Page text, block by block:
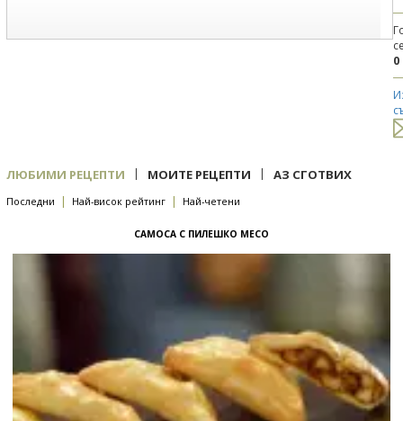
0
ЛЮБИМИ РЕЦЕПТИ | МОИТЕ РЕЦЕПТИ | АЗ СГОТВИХ
Последни | Най-висок рейтинг | Най-четени
САМОСА С ПИЛЕШКО МЕСО